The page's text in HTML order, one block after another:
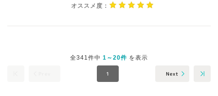
オススメ度：
全341件中1～20件を表示
1 Next